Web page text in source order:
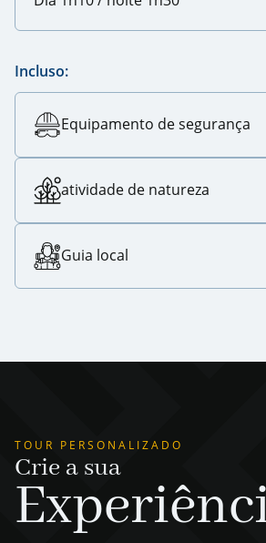
Incluso:
Equipamento de segurança
atividade de natureza
Guia local
TOUR PERSONALIZADO
Crie a sua